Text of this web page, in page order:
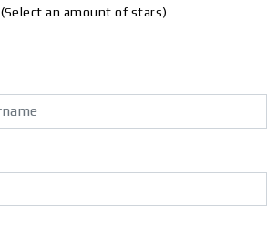
(Select an amount of stars)